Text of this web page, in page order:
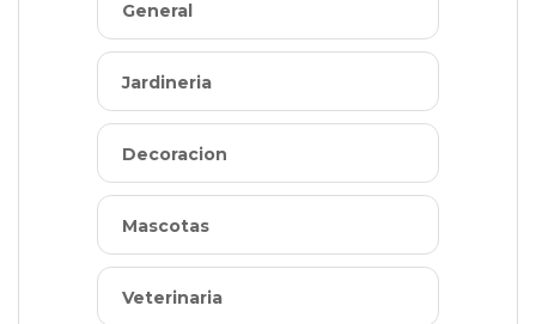
General
Jardineria
Decoracion
Mascotas
Veterinaria